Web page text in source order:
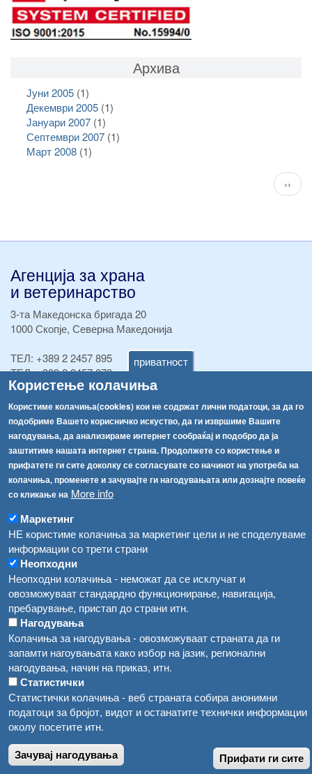
приватност
Користење колачиња
Користиме колачиња(cookies) кои не содржат лични податоци, за да го
подобриме Вашето корисничко искуство, да ги извршиме Вашите
нагодувања, да анализираме интернет сообраќај и подобро да ја
заштитиме нашата интернет страна. Продолжете со користење и
прифатете ги сите доколку се согласувате со начинот на употреба на
колачиња, променете и зачувајте ги нагодувањата или дознајте повеќе
со кликање на More info
Маркетинг
НЕ користиме колачиња за маркетинг цели и не споделуваме
информации со трети страни
Неопходни
Неопходни колачиња - неможат да се исклучат и
овозможуваат стандардно функционирање, навигација,
пребарување, пристап до страни итн.
Нагодувања
Колачиња за нагодувања - овозможуваат страната да ги
запамти нагоувањата како избор на јазик, регионални
нагодувања, начин на приказ, итн.
Статистички
Статистички колачиња - веб страната собира анонимни
податоци за бројот, видот и останатите технички информации
околу посетите итн.
Зачувај нагодувања Прифати ги сите
Архива
Јуни 2005(1)
Декември 2005(1)
Јануари 2007(1)
Септември 2007(1)
Март 2008(1)
››
Агенција за храна
и ветеринарство
3-та Македонска бригада 20
1000 Скопје, Северна Македонија
ТЕЛ: +389 2 2457 895
ТЕЛ:+389 2 2457 873
Факс:+389 2 2457 893
Факс:+389 2 2457 871
info@fva.gov.mk
[АХВ-претходна страна]
Соопштенија
Република Бугарија ги засили официјалните контроли при увоз на свежо овошје и зеленчук
Водата во Гостивар може да се користи како техничка, продолжува испораката на флаширана вода
Во Гостивар спроведени 70 вонредни контроли
Забраната за водата во Гостивар останува на сила, операторите да користат само технички безбедна вода
Навигација
Архива
Обрасци
Забрани
Огласи